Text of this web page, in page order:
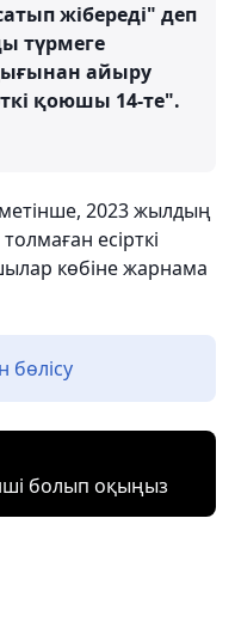
жібереді" деп
түрмеге
айыру
қоюшы 14-те".
2023 жылдың
есірткі
көбіне жарнама
бөлісу
болып оқыңыз